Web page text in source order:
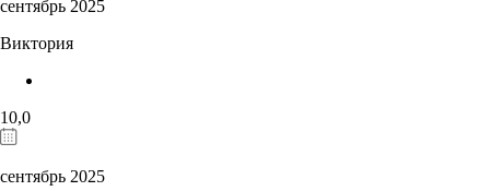
сентябрь 2025
Виктория
10,0
сентябрь 2025